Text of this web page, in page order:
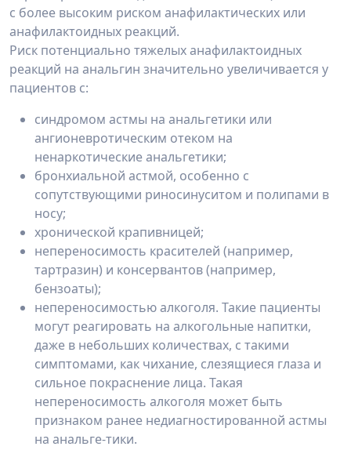
с более высоким риском анафилактических или
анафилактоидных реакций.
Риск потенциально тяжелых анафилактоидных
реакций на анальгин значительно увеличивается у
пациентов с:
синдромом астмы на анальгетики или
ангионевротическим отеком на
ненаркотические анальгетики;
бронхиальной астмой, особенно с
сопутствующими риносинуситом и полипами в
носу;
хронической крапивницей;
непереносимость красителей (например,
тартразин) и консервантов (например,
бензоаты);
непереносимостью алкоголя. Такие пациенты
могут реагировать на алкогольные напитки,
даже в небольших количествах, с такими
симптомами, как чихание, слезящиеся глаза и
сильное покраснение лица. Такая
непереносимость алкоголя может быть
признаком ранее недиагностированной астмы
на анальге-тики.